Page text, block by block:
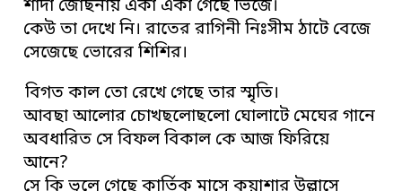
শাদা জোছনায় একা একা গেছে ভিজে।
কেউ তা দেখে নি। রাতের রাগিনী নিঃসীম ঠাটে বেজে
সেজেছে ভোরের শিশির।
বিগত কাল তো রেখে গেছে তার স্মৃতি।
আবছা আলোর চোখছলোছলো ঘোলাটে মেঘের গানে
অবধারিত সে বিফল বিকাল কে আজ ফিরিয়ে
আনে?